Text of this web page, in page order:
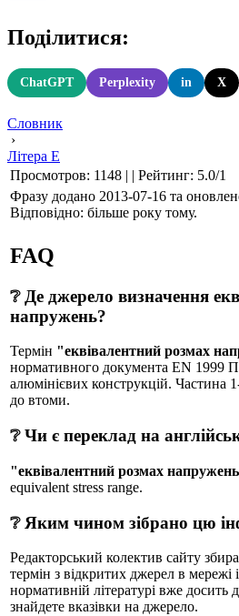
Поділитися:
ChatGPT Perplexity in X
Словник
›
Літера Е
Просмотров: 1148 | | Рейтинг: 5.0/1
Фразу додано 2013-07-16 та
Відповідно: більше року тому.
FAQ
❔ Де джерело визначення
напружень?
Термін "еквівалентний розмах
нормативного документа EN 1999
алюмінієвих конструкцій. Частина
до втоми.
❔ Чи є переклад на
"еквівалентний розмах напружень
equivalent stress range.
❔ Яким чином зібрано цю
Редакторський колектив сайту
термін з відкритих джерел в мережі
нормативній літературі вже досить
знайдете вказівки на джерело.